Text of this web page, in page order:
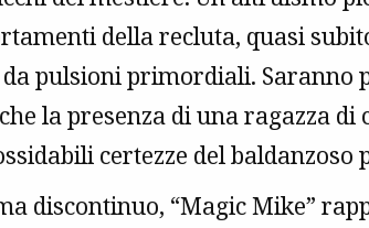
della recluta, quasi
pulsioni primordiali. Saranno
la presenza di una ragazza di
certezze del baldanzoso
discontinuo, “Magic Mike”